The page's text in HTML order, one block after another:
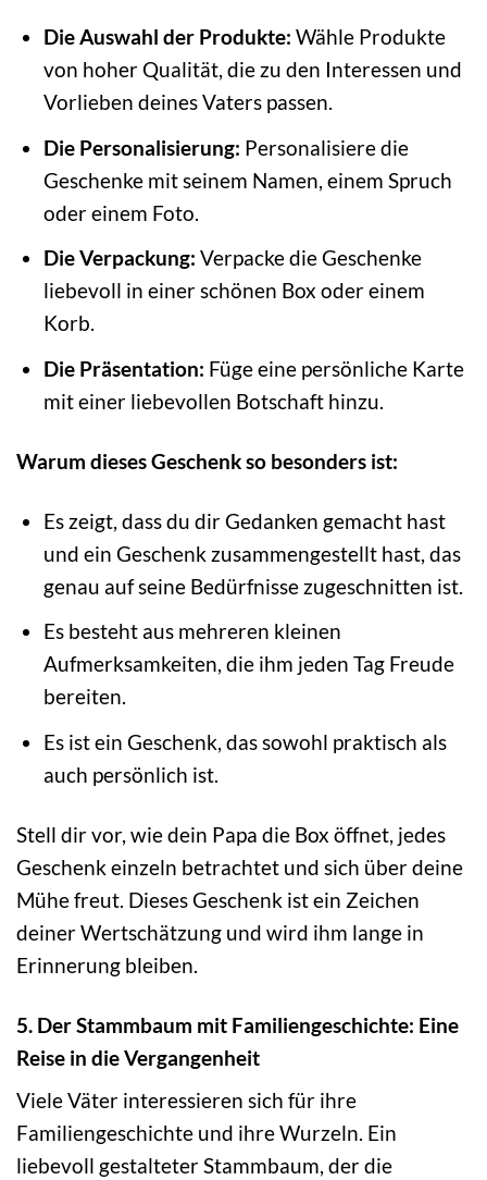
Die Auswahl der Produkte: Wähle Produkte
von hoher Qualität, die zu den Interessen und
Vorlieben deines Vaters passen.
Die Personalisierung: Personalisiere die
Geschenke mit seinem Namen, einem Spruch
oder einem Foto.
Die Verpackung: Verpacke die Geschenke
liebevoll in einer schönen Box oder einem
Korb.
Die Präsentation: Füge eine persönliche Karte
mit einer liebevollen Botschaft hinzu.
Warum dieses Geschenk so besonders ist:
Es zeigt, dass du dir Gedanken gemacht hast
und ein Geschenk zusammengestellt hast, das
genau auf seine Bedürfnisse zugeschnitten ist.
Es besteht aus mehreren kleinen
Aufmerksamkeiten, die ihm jeden Tag Freude
bereiten.
Es ist ein Geschenk, das sowohl praktisch als
auch persönlich ist.
Stell dir vor, wie dein Papa die Box öffnet, jedes
Geschenk einzeln betrachtet und sich über deine
Mühe freut. Dieses Geschenk ist ein Zeichen
deiner Wertschätzung und wird ihm lange in
Erinnerung bleiben.
5. Der Stammbaum mit Familiengeschichte: Eine
Reise in die Vergangenheit
Viele Väter interessieren sich für ihre
Familiengeschichte und ihre Wurzeln. Ein
liebevoll gestalteter Stammbaum, der die